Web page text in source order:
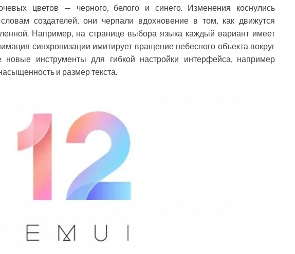
цветов — черного, белого и синего. Изменения коснулись
создателей, они черпали вдохновение в том, как движутся
Например, на странице выбора языка каждый вариант имеет
синхронизации имитирует вращение небесного объекта вокруг
новые инструменты для гибкой настройки интерфейса, например
и размер текста.